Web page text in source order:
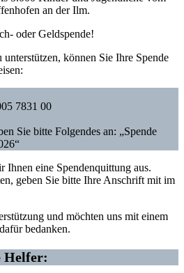
an der Ilm.
oder Geldspende!
können Sie Ihre Spende
7831 00
Sie bitte Folgendes an: „Spende
Ihnen eine Spendenquittung aus.
geben Sie bitte Ihre Anschrift mit im
und möchten uns mit einem
bedanken.
Helfer: